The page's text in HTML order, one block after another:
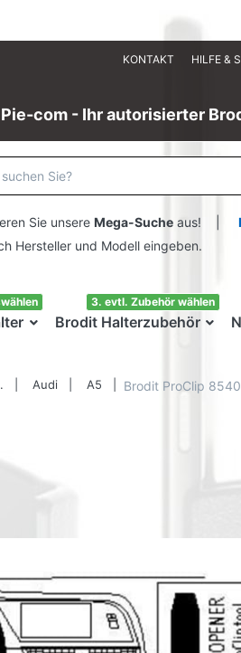
KONTAKT HILFE &
Pie-com - Ihr autorisierter
Sie unsere Mega-Sucheaus! |
und Modell eingeben.
Brodit Halterzubehör
3. evtl. Zubehör wählen
Audi A5 Brodit ProClip